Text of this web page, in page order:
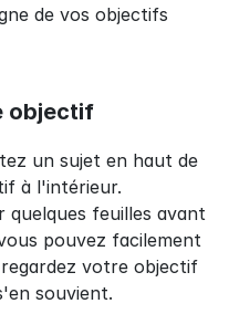
de vos objectifs
objectif
un sujet en haut de
à l'intérieur.
feuilles avant
pouvez facilement
votre objectif
souvient.